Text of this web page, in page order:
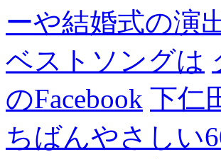
ーや結婚式の演
ベストソングは
のFacebook 下仁
ちばんやさしい